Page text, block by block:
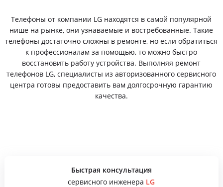
Телефоны от компании LG находятся в самой популярной
нише на рынке, они узнаваемые и востребованные. Такие
телефоны достаточно сложны в ремонте, но если обратиться
к профессионалам за помощью, то можно быстро
восстановить работу устройства. Выполняя ремонт
телефонов LG, специалисты из авторизованного сервисного
центра готовы предоставить вам долгосрочную гарантию
качества.
Быстрая консультация
сервисного инженера LG